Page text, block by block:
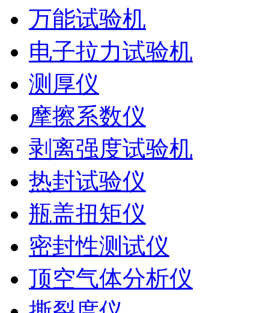
万能试验机
电子拉力试验机
测厚仪
摩擦系数仪
剥离强度试验机
热封试验仪
瓶盖扭矩仪
密封性测试仪
顶空气体分析仪